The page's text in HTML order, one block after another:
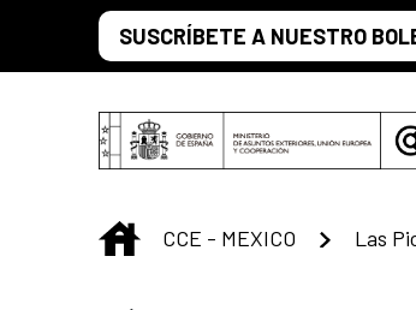
Saltar al contenido principal
SUSCRÍBETE A NUESTRO
INICIO
CCE - MEXICO Las